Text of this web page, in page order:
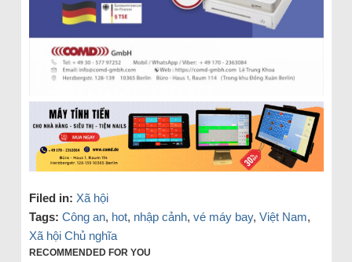
Filed in: Xã hội
Tags: Công an, hot, nhập cảnh, vé máy bay, Việt Nam,
Xã hội Chủ nghĩa
RECOMMENDED FOR YOU